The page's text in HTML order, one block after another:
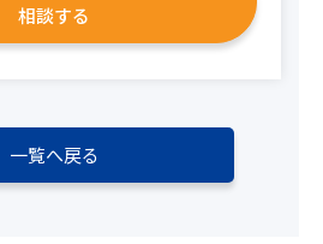
相談する
一覧へ戻る